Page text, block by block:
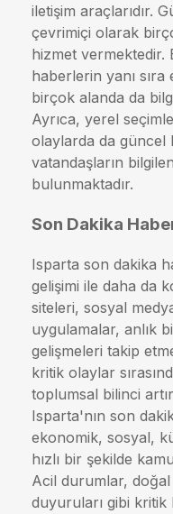
iletişim araçlarıdır.
çevrimiçi olarak
hizmet vermektedir.
haberlerin yanı sıra
birçok alanda da
Ayrıca, yerel
olaylarda da güncel
vatandaşların
bulunmaktadır.
Son Dakika
Isparta son dakika
gelişimi ile daha da
siteleri, sosyal
uygulamalar, anlık
gelişmeleri takip
kritik olaylar
toplumsal bilinci
Isparta'nın son
ekonomik, sosyal,
hızlı bir şekilde
Acil durumlar,
duyuruları gibi